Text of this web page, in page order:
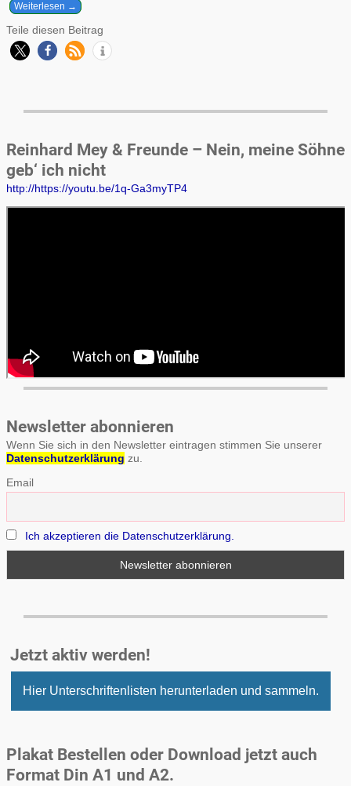
Weiterlesen →
Teile diesen Beitrag
Reinhard Mey & Freunde – Nein, meine Söhne
geb‘ ich nicht
http://https://youtu.be/1q-Ga3myTP4
Newsletter abonnieren
Wenn Sie sich in den Newsletter eintragen stimmen Sie unserer
Datenschutzerklärung zu.
Email
Ich akzeptieren die Datenschutzerklärung.
Jetzt aktiv werden!
Hier Unterschriftenlisten herunterladen und sammeln.
Plakat Bestellen oder Download jetzt auch
Format Din A1 und A2.